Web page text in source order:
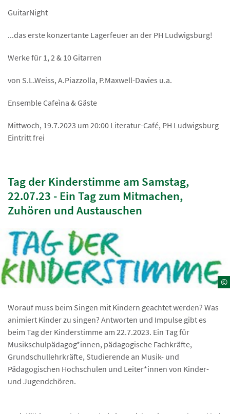
GuitarNight
...das erste konzertante Lagerfeuer an der PH Ludwigsburg!
Werke für 1, 2 & 10 Gitarren
von S.L.Weiss, A.Piazzolla, P.Maxwell-Davies u.a.
Ensemble Cafeìna & Gäste
Mittwoch, 19.7.2023 um 20:00 Literatur-Café, PH Ludwigsburg
Eintritt frei
Tag der Kinderstimme am Samstag,
22.07.23 - Ein Tag zum Mitmachen,
Zuhören und Austauschen
©
Worauf muss beim Singen mit Kindern geachtet werden? Was
animiert Kinder zu singen? Antworten und Impulse gibt es
beim Tag der Kinderstimme am 22.7.2023. Ein Tag für
Musikschulpädagog*innen, pädagogische Fachkräfte,
Grundschullehrkräfte, Studierende an Musik- und
Pädagogischen Hochschulen und Leiter*innen von Kinder-
und Jugendchören.